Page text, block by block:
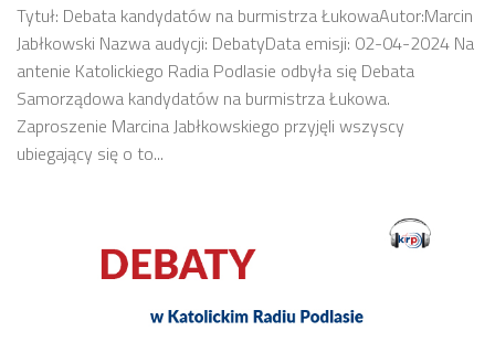
Tytuł: Debata kandydatów na burmistrza ŁukowaAutor:Marcin
Jabłkowski Nazwa audycji: DebatyData emisji: 02-04-2024 Na
antenie Katolickiego Radia Podlasie odbyła się Debata
Samorządowa kandydatów na burmistrza Łukowa.
Zaproszenie Marcina Jabłkowskiego przyjęli wszyscy
ubiegający się o to...